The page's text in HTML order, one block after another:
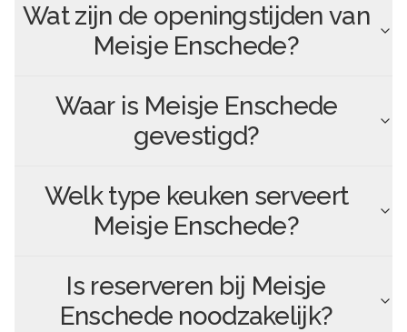
Wat zijn de openingstijden van
Meisje Enschede?
Waar is Meisje Enschede
gevestigd?
Welk type keuken serveert
Meisje Enschede?
Is reserveren bij Meisje
Enschede noodzakelijk?